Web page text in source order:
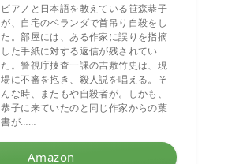
ピアノと日本語を教えている笹森恭子
が、自宅のベランダで首吊り自殺をし
た。部屋には、ある作家に誤りを指摘
した手紙に対する返信が残されてい
た。警視庁捜査一課の吉敷竹史は、現
場に不審を抱き、殺人説を唱える。そ
んな時、またもや自殺者が。しかも、
恭子に来ていたのと同じ作家からの葉
書が……
Amazon